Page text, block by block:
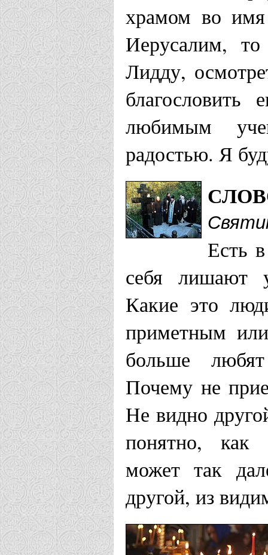
храмом во
Иерусалим, то
Лидду,
благословить
любимым
радостью. Я
Есть
себя лишают
Какие это
приметным
больше
Почему не
Не видно
понятно, как
может так
другой, из